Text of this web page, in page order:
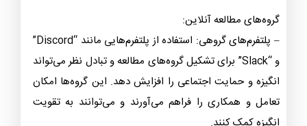
گروه‌های مطالعه آنلاین:
– پلتفرم‌های گروهی: استفاده از پلتفرم‌هایی مانند “Discord”
و “Slack” برای تشکیل گروه‌های مطالعه و تبادل نظر می‌تواند
انگیزه و حمایت اجتماعی را افزایش دهد. این گروه‌ها امکان
تعامل و همکاری را فراهم می‌آورند و می‌توانند به تقویت